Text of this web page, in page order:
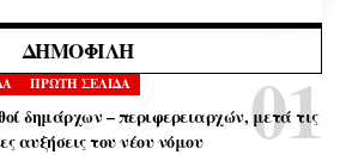
ΔΗΜΟΦΙΛΉ
ΠΡΩΤΗ ΣΕΛΙΔΑ
δημάρχων – περιφερειαρχών, μετά τις
αυξήσεις του νέου νόμου